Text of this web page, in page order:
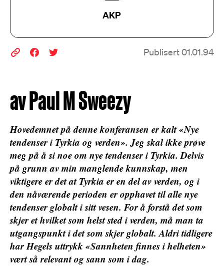
AKP
Publisert 01.01.94
av Paul M Sweezy
Hovedemnet på denne konferansen er kalt «Nye
tendenser i Tyrkia og verden». Jeg skal ikke prøve
meg på å si noe om nye tendenser i Tyrkia. Delvis
på grunn av min manglende kunnskap, men
viktigere er det at Tyrkia er en del av verden, og i
den nåværende perioden er opphavet til alle nye
tendenser globalt i sitt vesen. For å forstå det som
skjer et hvilket som helst sted i verden, må man ta
utgangspunkt i det som skjer globalt. Aldri tidligere
har Hegels uttrykk «Sannheten finnes i helheten»
vært så relevant og sann som i dag.